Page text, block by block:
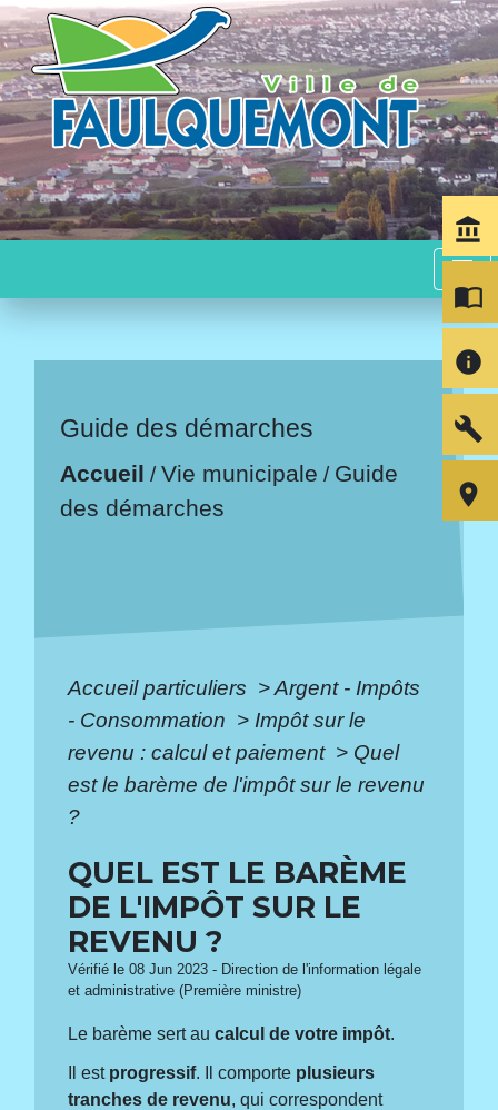
menu
Guide des démarches
Accueil /Vie municipale / Guide
des démarches
Accueil particuliers >Argent - Impôts
- Consommation > Impôt sur le
revenu : calcul et paiement > Quel
est le barème de l'impôt sur le revenu
?
QUEL EST LE BARÈME
DE L'IMPÔT SUR LE
REVENU ?
Vérifié le 08 Jun 2023 - Direction de l'information légale
et administrative (Première ministre)
Le barème sert aucalcul de votre impôt.
Il est progressif. Il comporte plusieurs
tranches de revenu, qui correspondent
account_balance
import_contacts
info
build
room